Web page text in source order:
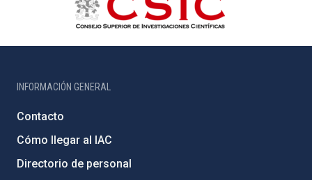
INFORMACIÓN GENERAL
Contacto
Cómo llegar al IAC
Directorio de personal